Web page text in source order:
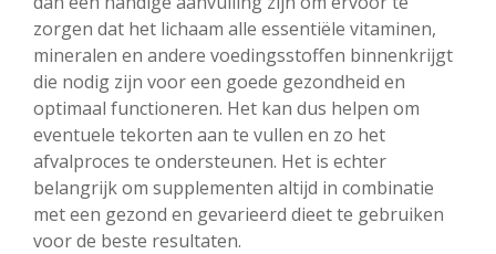
zorgen dat het lichaam alle essentiële vitaminen,
mineralen en andere voedingsstoffen binnenkrijgt
die nodig zijn voor een goede gezondheid en
optimaal functioneren. Het kan dus helpen om
eventuele tekorten aan te vullen en zo het
afvalproces te ondersteunen. Het is echter
belangrijk om supplementen altijd in combinatie
met een gezond en gevarieerd dieet te gebruiken
voor de beste resultaten.